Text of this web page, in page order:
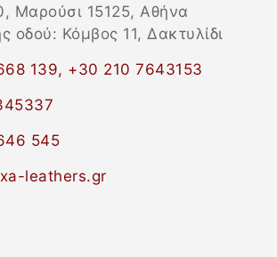
Μαρούσι 15125, Αθήνα
οδού: Κόμβος 11, Δακτυλίδι
139, +30 210 7643153
545
leathers.gr